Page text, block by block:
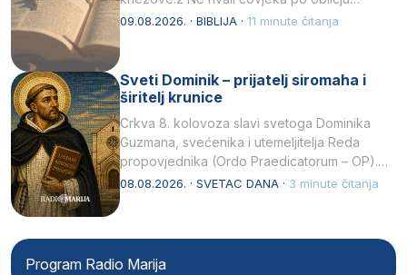
njegovui…
09.08.2026. · BIBLIJA · 11 minute čitanja
Sveti Dominik – prijatelj siromaha i
širitelj krunice
Crkva 8. kolovoza slavi svetoga Dominika
Guzmana, svećenika i utemeljitelja Reda
propovjednika (Ordo Praedicatorum – OP).
Svojim životom, dubokom ljubavlju prema
08.08.2026. · SVETAC DANA · 3 minute čitanja
Program Radio Marija